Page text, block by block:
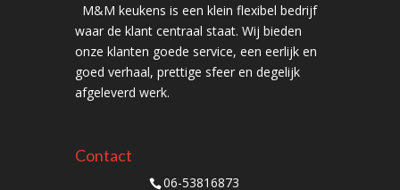
M&M keukens is een klein flexibel bedrijf
waar de klant centraal staat. Wij bieden
onze klanten goede service, een eerlijk en
goed verhaal, prettige sfeer en degelijk
afgeleverd werk.
Contact
06-53816873